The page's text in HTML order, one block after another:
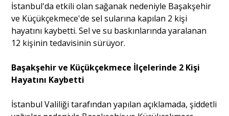
Yazı Dizisi
Portre
Yazarlar
İstanbul'da etkili olan sağanak nedeniyle Başakşehir
ve Küçükçekmece'de sel sularına kapılan 2 kişi
hayatını kaybetti. Sel ve su baskınlarında yaralanan
12 kişinin tedavisinin sürüyor.
Başakşehir ve Küçükçekmece İlçelerinde 2 Kişi
Hayatını Kaybetti
İstanbul Valiliği tarafından yapılan açıklamada, şiddetli